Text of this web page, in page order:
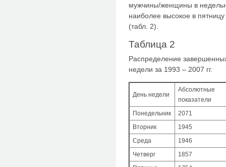
мужчины/женщины в
наиболее высокое в
(табл. 2).
Таблица 2
Распределение
недели за 1993 – 2007 гг.
День недели
Абсолютные
показатели
Понедельник
2071
Вторник
1945
Среда
1946
Четверг
1857